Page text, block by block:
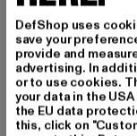
URBAN
Girls Short Kimono
17,99 EUR
DefShop uses
save your
provide and
advertising. In
or to use cookies.
your data in the
the EU data
this, click on